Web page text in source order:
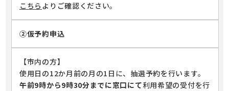
こちら よりご確認ください。
②仮予約申込
【市内の方】
使用日の12か月前の月の1日に、抽選予約を行います。
午前9時から9時30分までに窓口にて利用希望の受付を行